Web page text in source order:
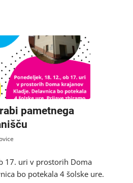
pametnega
17. uri v prostorih Doma
bo potekala 4 šolske ure.